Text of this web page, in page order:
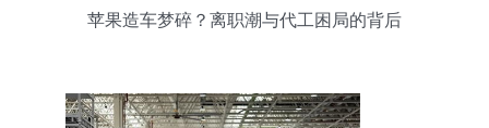
苹果造车梦碎？离职潮与代工困局的背后